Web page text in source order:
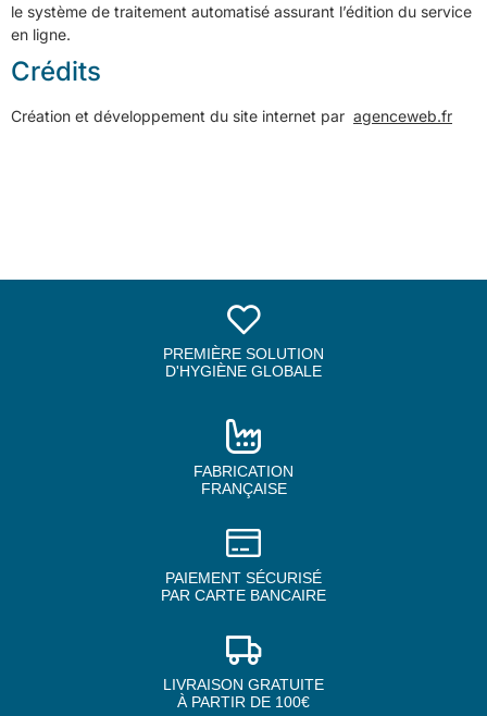
le système de traitement automatisé assurant l’édition du service
en ligne.
Crédits
Création et développement du site internet par agenceweb.fr
PREMIÈRE SOLUTION
D'HYGIÈNE GLOBALE
FABRICATION
FRANÇAISE
PAIEMENT SÉCURISÉ
PAR CARTE BANCAIRE
LIVRAISON GRATUITE
À PARTIR DE 100€